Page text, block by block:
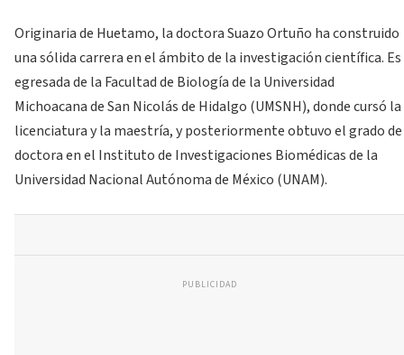
Originaria de Huetamo, la doctora Suazo Ortuño ha construido
una sólida carrera en el ámbito de la investigación científica. Es
egresada de la Facultad de Biología de la Universidad
Michoacana de San Nicolás de Hidalgo (UMSNH), donde cursó la
licenciatura y la maestría, y posteriormente obtuvo el grado de
doctora en el Instituto de Investigaciones Biomédicas de la
Universidad Nacional Autónoma de México (UNAM).
PUBLICIDAD